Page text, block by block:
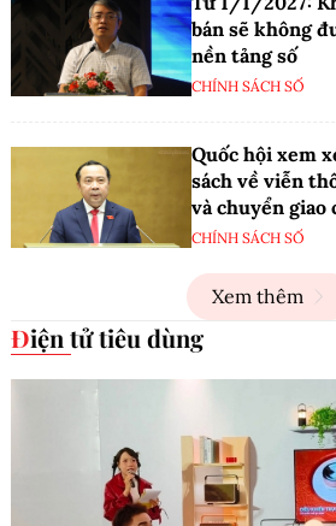
bán sẽ không
nền tảng số
CHÍNH SÁCH SỐ
Quốc hội xem
sách về viễn
và chuyển giao
CHÍNH SÁCH SỐ
Xem thêm
Điện tử tiêu dùng